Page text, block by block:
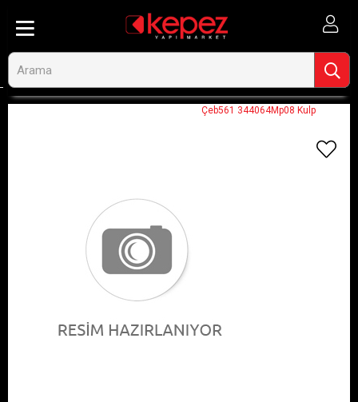
Çeb561 344064Mp08 Kulp